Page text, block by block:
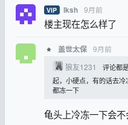
VIP lksh 9月前
楼主现在怎么样了
⭐ 盖世太保 9月前
狼友1231
评论都
起，小硬点，有的话去
都冻一下
龟头上冷冻一下会不